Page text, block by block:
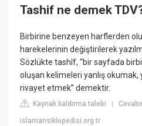
Tashif ne demek
Birbirine benzeyen harflerden
harekelerinin değiştirilerek
Sözlükte tashîf, “bir sayfada
oluşan kelimeleri yanlış okumak,
rivayet etmek” demektir.
Kaynak kaldırma talebi |
islamansiklopedisi.org.tr